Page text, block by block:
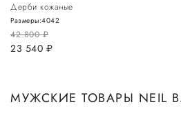
Дерби кожаные
42 800руб.
23 540 руб.
Размеры:4042
МУЖСКИЕ ТОВАРЫ NEIL